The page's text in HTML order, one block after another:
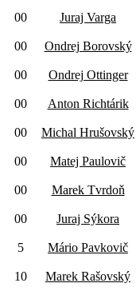
00 Juraj Varga
00 Ondrej Borovský
00 Ondrej Ottinger
00 Anton Richtárik
00 Michal Hrušovský
00 Matej Paulovič
00 Marek Tvrdoň
00 Juraj Sýkora
5 Mário Pavkovič
10 Marek Rašovský